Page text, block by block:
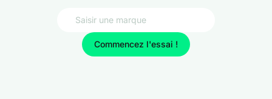
Commencez l'essai !